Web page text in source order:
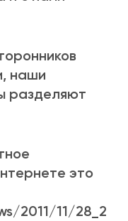
наши
разделяют
это
2011/11/28_2